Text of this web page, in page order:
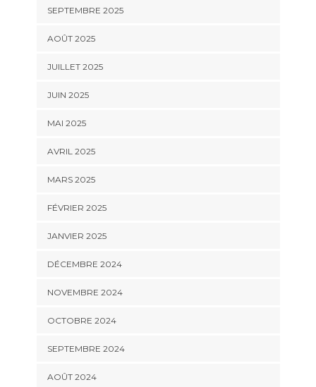
SEPTEMBRE 2025
AOÛT 2025
JUILLET 2025
JUIN 2025
MAI 2025
AVRIL 2025
MARS 2025
FÉVRIER 2025
JANVIER 2025
DÉCEMBRE 2024
NOVEMBRE 2024
OCTOBRE 2024
SEPTEMBRE 2024
AOÛT 2024